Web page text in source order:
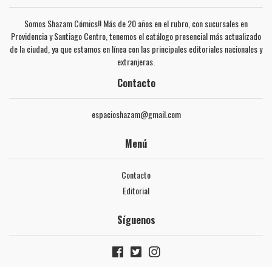
Somos Shazam Cómics!! Más de 20 años en el rubro, con sucursales en
Providencia y Santiago Centro, tenemos el catálogo presencial más actualizado
de la ciudad, ya que estamos en línea con las principales editoriales nacionales y
extranjeras.
Contacto
espacioshazam@gmail.com
Menú
Contacto
Editorial
Síguenos